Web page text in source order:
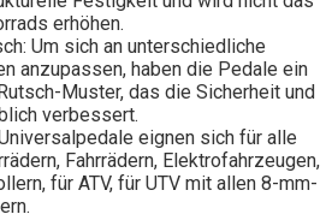
erhöhen.
Um sich an unterschiedliche
anzupassen, haben die Pedale ein
Muster, das die Sicherheit und
verbessert.
eignen sich für alle
Fahrrädern, Elektrofahrzeugen,
für ATV, für UTV mit allen 8-mm-